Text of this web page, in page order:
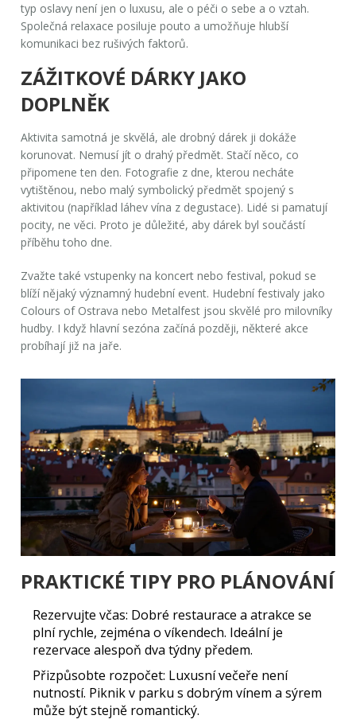
typ oslavy není jen o luxusu, ale o péči o sebe a o vztah.
Společná relaxace posiluje pouto a umožňuje hlubší
komunikaci bez rušivých faktorů.
ZÁŽITKOVÉ DÁRKY JAKO
DOPLNĚK
Aktivita samotná je skvělá, ale drobný dárek ji dokáže
korunovat. Nemusí jít o drahý předmět. Stačí něco, co
připomene ten den. Fotografie z dne, kterou necháte
vytištěnou, nebo malý symbolický předmět spojený s
aktivitou (například láhev vína z degustace). Lidé si pamatují
pocity, ne věci. Proto je důležité, aby dárek byl součástí
příběhu toho dne.
Zvažte takévstupenky na koncert nebo festival, pokud se
blíží nějaký významný hudební event. Hudební festivaly jako
Colours of Ostrava nebo Metalfest jsou skvělé pro milovníky
hudby. I když hlavní sezóna začíná později, některé akce
probíhají již na jaře.
PRAKTICKÉ TIPY PRO PLÁNOVÁNÍ
Rezervujte včas: Dobré restaurace a atrakce se
plní rychle, zejména o víkendech. Ideální je
rezervace alespoň dva týdny předem.
Přizpůsobte rozpočet: Luxusní večeře není
nutností. Piknik v parku s dobrým vínem a sýrem
může být stejně romantický.